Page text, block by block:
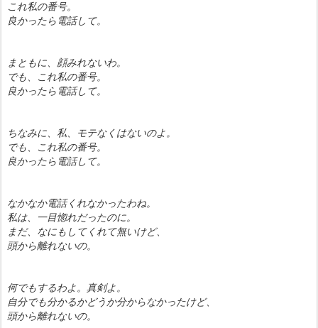
これ私の番号。
良かったら電話して。
まともに、顔みれないわ。
でも、これ私の番号。
良かったら電話して。
ちなみに、私、モテなくはないのよ。
でも、これ私の番号。
良かったら電話して。
なかなか電話くれなかったわね。
私は、一目惚れだったのに。
まだ、なにもしてくれて無いけど、
頭から離れないの。
何でもするわよ。真剣よ。
自分でも分かるかどうか分からなかったけど、
頭から離れないの。